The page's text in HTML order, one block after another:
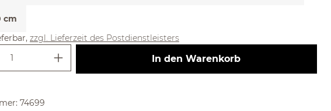
cm
zzgl. Lieferzeit des Postdienstleisters
Anzahl: Gib den gewünschten Wert ein
In den Warenkorb
74699